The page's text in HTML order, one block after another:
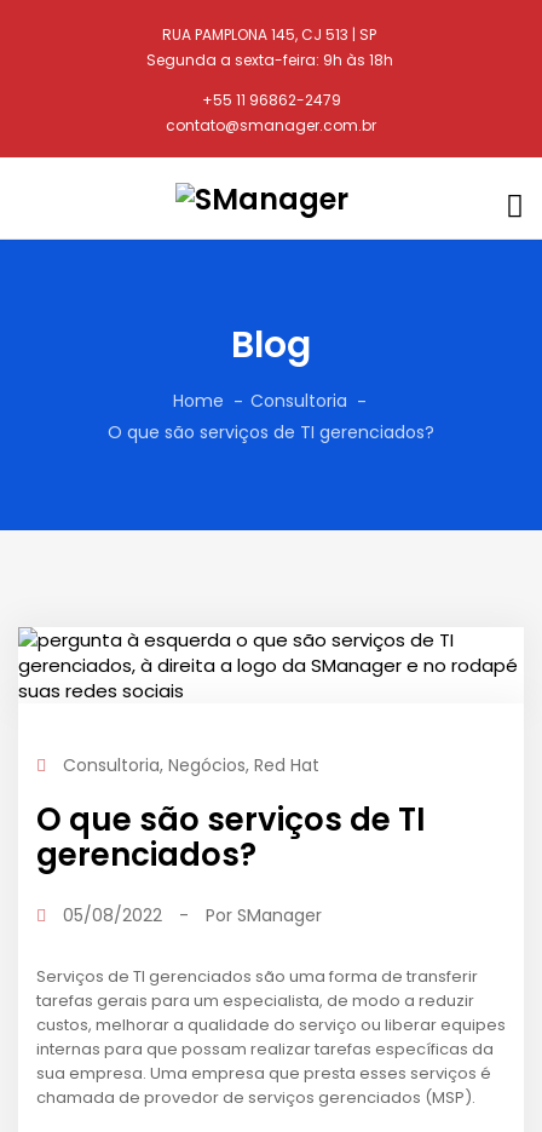
RUA PAMPLONA 145, CJ 513 | SP
Segunda a sexta-feira: 9h às 18h
+55 11 96862-2479
contato@smanager.com.br
Blog
Home
Consultoria
O que são serviços de TI gerenciados?
Consultoria, Negócios, Red Hat
O que são serviços de TI
gerenciados?
05/08/2022 - Por SManager
Serviços de TI gerenciados são uma forma de transferir
tarefas gerais para um especialista, de modo a reduzir
custos, melhorar a qualidade do serviço ou liberar equipes
internas para que possam realizar tarefas específicas da
sua empresa. Uma empresa que presta esses serviços é
chamada de provedor de serviços gerenciados (MSP).